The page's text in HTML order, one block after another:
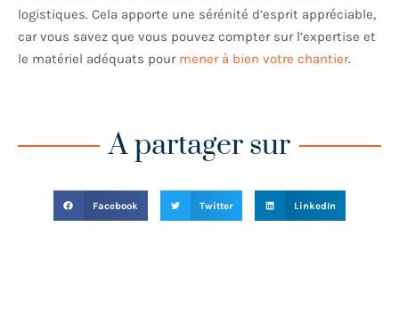
logistiques. Cela apporte une sérénité d’esprit appréciable,
car vous savez que vous pouvez compter sur l’expertise et
le matériel adéquats pour mener à bien votre chantier.
A partager sur
Facebook Twitter LinkedIn